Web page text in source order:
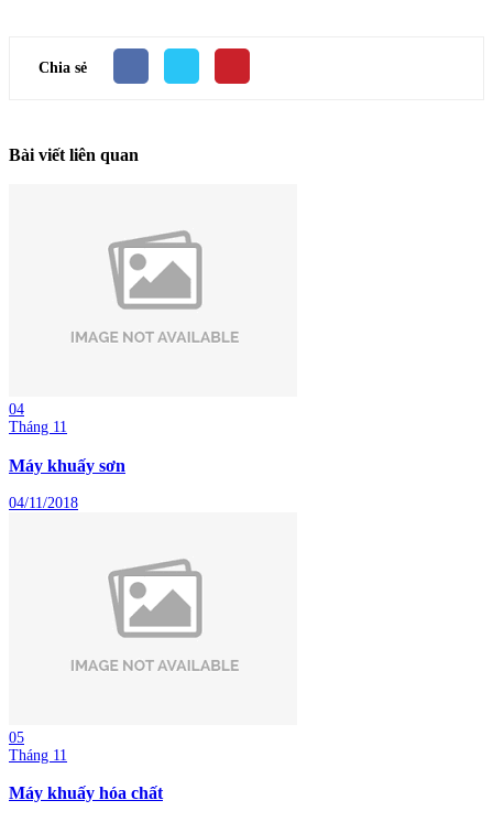
Chia sẻ
Bài viết liên quan
04
Tháng 11
Máy khuấy sơn
04/11/2018
05
Tháng 11
Máy khuấy hóa chất